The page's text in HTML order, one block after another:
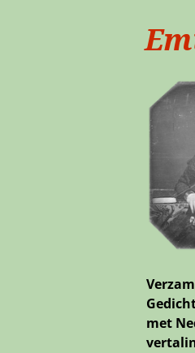
met